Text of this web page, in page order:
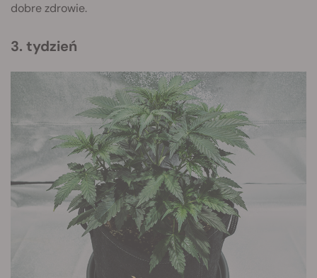
dobre zdrowie.
3. tydzień